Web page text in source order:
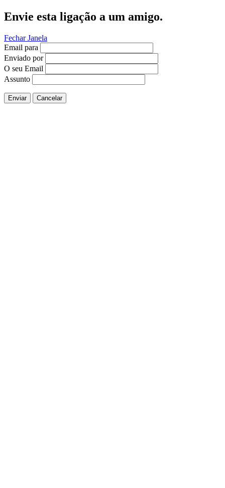
Envie esta ligação a um amigo.
Fechar Janela
Email para
Enviado por
O seu Email
Assunto
Enviar Cancelar